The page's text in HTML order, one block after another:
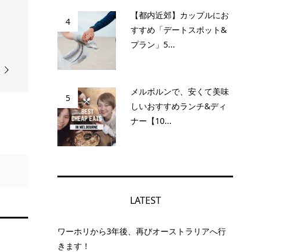
4
【都内近郊】カップルにお
すすめ「デートスポット&
プラン」5...
5
メルボルンで、安くて美味
しいおすすめランチ&ディ
ナー【10...
LATEST
ワーホリから3年後、再びオーストラリアへ行
きます！